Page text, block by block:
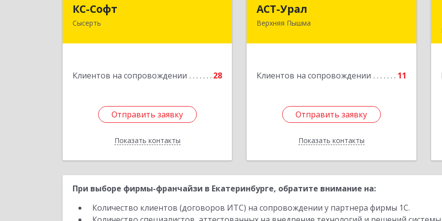
КС-Софт
Сысерть
Клиентов на сопровождении 28
Отправить заявку
Показать контакты
Подробнее
Отправить заявку
Назад
АСТ-Урал
Верхняя Пышма
Клиентов на сопровождении 11
Отправить заявку
Показать контакты
624090, Свердловская обл, Верхняя
Подробнее
Отправить заявку
Назад
При выборе фирмы-франчайзи в Екатеринбурге, обратите внимание на:
Количество клиентов (договоров ИТС) на сопровождении у партнера фирмы 1С.